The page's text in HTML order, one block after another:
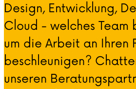
Design, Entwicklung,
Cloud - welches Team
um die Arbeit an Ihren
beschleunigen?
unseren